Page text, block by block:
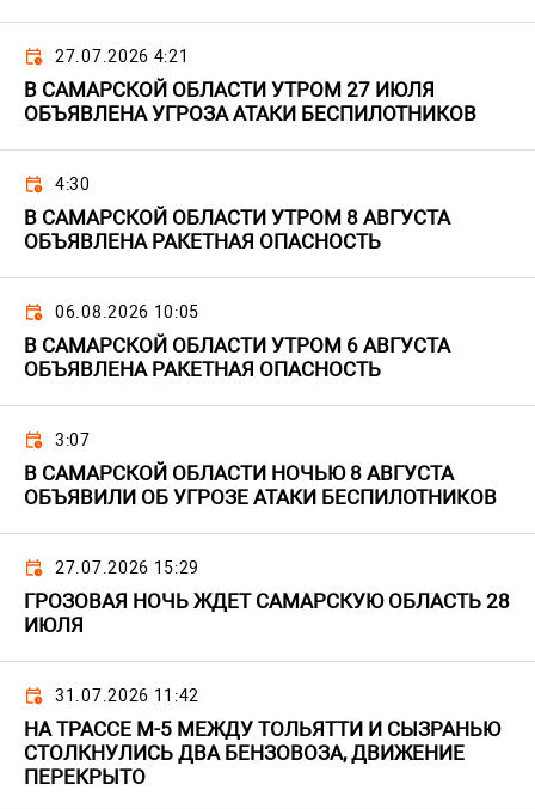
27.07.2026 4:21
В САМАРСКОЙ ОБЛАСТИ УТРОМ 27 ИЮЛЯ
ОБЪЯВЛЕНА УГРОЗА АТАКИ БЕСПИЛОТНИКОВ
4:30
В САМАРСКОЙ ОБЛАСТИ УТРОМ 8 АВГУСТА
ОБЪЯВЛЕНА РАКЕТНАЯ ОПАСНОСТЬ
06.08.2026 10:05
В САМАРСКОЙ ОБЛАСТИ УТРОМ 6 АВГУСТА
ОБЪЯВЛЕНА РАКЕТНАЯ ОПАСНОСТЬ
3:07
В САМАРСКОЙ ОБЛАСТИ НОЧЬЮ 8 АВГУСТА
ОБЪЯВИЛИ ОБ УГРОЗЕ АТАКИ БЕСПИЛОТНИКОВ
27.07.2026 15:29
ГРОЗОВАЯ НОЧЬ ЖДЕТ САМАРСКУЮ ОБЛАСТЬ 28
ИЮЛЯ
31.07.2026 11:42
НА ТРАССЕ М-5 МЕЖДУ ТОЛЬЯТТИ И СЫЗРАНЬЮ
СТОЛКНУЛИСЬ ДВА БЕНЗОВОЗА, ДВИЖЕНИЕ
ПЕРЕКРЫТО